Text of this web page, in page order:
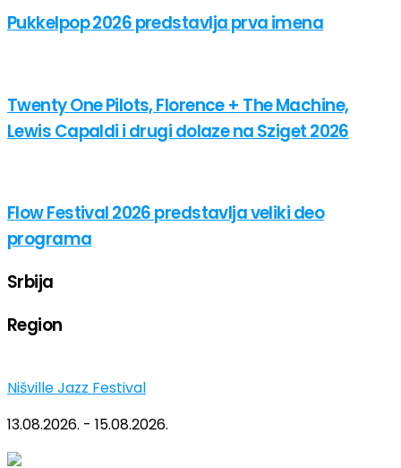
Pukkelpop 2026 predstavlja prva imena
Twenty One Pilots, Florence + The Machine,
Lewis Capaldi i drugi dolaze na Sziget 2026
Flow Festival 2026 predstavlja veliki deo
programa
Srbija
Region
Nišville Jazz Festival
13.08.2026. - 15.08.2026.